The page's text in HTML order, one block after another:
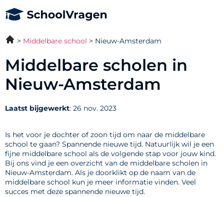
Middelbare school Nieuw-Amsterdam
Middelbare scholen in
Nieuw-Amsterdam
Laatst bijgewerkt: 26 nov. 2023
Is het voor je dochter of zoon tijd om naar de middelbare
school te gaan? Spannende nieuwe tijd. Natuurlijk wil je een
fijne middelbare school als de volgende stap voor jouw kind.
Bij ons vind je een overzicht van de middelbare scholen in
Nieuw-Amsterdam. Als je doorklikt op de naam van de
middelbare school kun je meer informatie vinden. Veel
succes met deze spannende nieuwe tijd.